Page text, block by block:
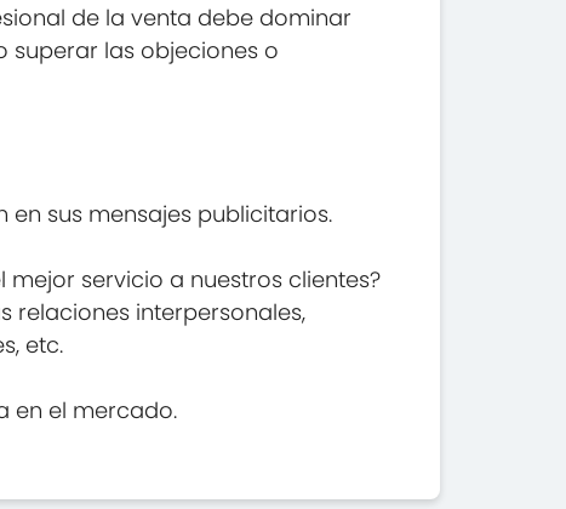
de la venta debe dominar
superar las objeciones o
sus mensajes publicitarios.
servicio a nuestros clientes?
relaciones interpersonales,
etc.
en el mercado.